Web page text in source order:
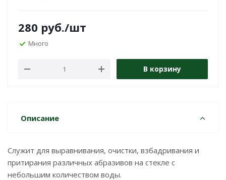
280 руб./шт
Много
В корзину
Описание
Служит для выравнивания, очистки, взбадривания и
притирания различных абразивов на стекле с
небольшим количеством воды.